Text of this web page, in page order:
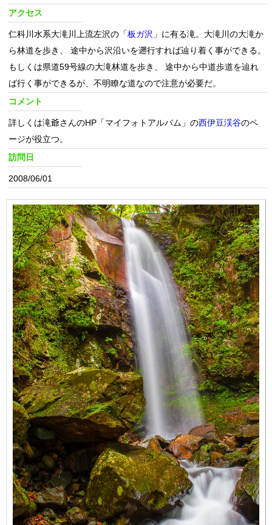
アクセス
仁科川水系大滝川上流左沢の「 板ガ沢 」に有る滝。大滝川の大滝か
ら林道を歩き、 途中から沢沿いを遡行すれば辿り着く事ができる。
もしくは県道59号線の大滝林道を歩き、 途中から中道歩道を辿れ
ば行く事ができるが、不明瞭な道なので注意が必要だ。
コメント
詳しくは滝爺さんのHP「マイフォトアルバム」の西伊豆渓谷のペ
ージが役立つ。
訪問日
2008/06/01